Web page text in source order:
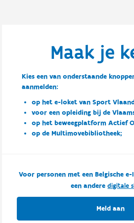
Maak je
Kies een van onderstaande
aanmelden:
op het e-loket van Sport
voor een opleiding bij de
op het beweegplatform Actief
op de Multimovebibliotheek;
Voor personen met een Belgische
een anderedigitale
Meld aan